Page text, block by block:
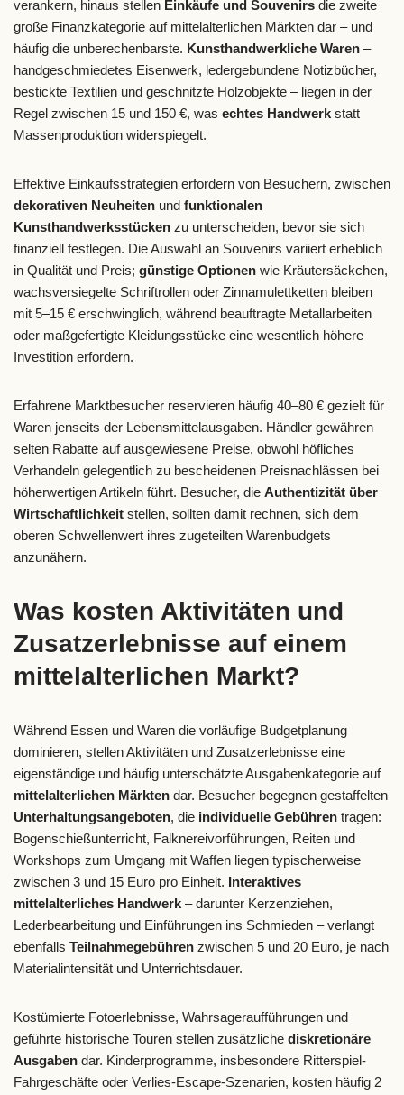
verankern, hinaus stellen Einkäufe und Souvenirs die zweite
große Finanzkategorie auf mittelalterlichen Märkten dar – und
häufig die unberechenbarste. Kunsthandwerkliche Waren –
handgeschmiedetes Eisenwerk, ledergebundene Notizbücher,
bestickte Textilien und geschnitzte Holzobjekte – liegen in der
Regel zwischen 15 und 150 €, was echtes Handwerk statt
Massenproduktion widerspiegelt.
Effektive Einkaufsstrategien erfordern von Besuchern, zwischen
dekorativen Neuheiten und funktionalen
Kunsthandwerksstücken zu unterscheiden, bevor sie sich
finanziell festlegen. Die Auswahl an Souvenirs variiert erheblich
in Qualität und Preis; günstige Optionen wie Kräutersäckchen,
wachsversiegelte Schriftrollen oder Zinnamulettketten bleiben
mit 5–15 € erschwinglich, während beauftragte Metallarbeiten
oder maßgefertigte Kleidungsstücke eine wesentlich höhere
Investition erfordern.
Erfahrene Marktbesucher reservieren häufig 40–80 € gezielt für
Waren jenseits der Lebensmittelausgaben. Händler gewähren
selten Rabatte auf ausgewiesene Preise, obwohl höfliches
Verhandeln gelegentlich zu bescheidenen Preisnachlässen bei
höherwertigen Artikeln führt. Besucher, die Authentizität über
Wirtschaftlichkeit stellen, sollten damit rechnen, sich dem
oberen Schwellenwert ihres zugeteilten Warenbudgets
anzunähern.
Was kosten Aktivitäten und
Zusatzerlebnisse auf einem
mittelalterlichen Markt?
Während Essen und Waren die vorläufige Budgetplanung
dominieren, stellen Aktivitäten und Zusatzerlebnisse eine
eigenständige und häufig unterschätzte Ausgabenkategorie auf
mittelalterlichen Märkten dar. Besucher begegnen gestaffelten
Unterhaltungsangeboten, die individuelle Gebühren tragen:
Bogenschießunterricht, Falknereivorführungen, Reiten und
Workshops zum Umgang mit Waffen liegen typischerweise
zwischen 3 und 15 Euro pro Einheit. Interaktives
mittelalterliches Handwerk – darunter Kerzenziehen,
Lederbearbeitung und Einführungen ins Schmieden – verlangt
ebenfalls Teilnahmegebühren zwischen 5 und 20 Euro, je nach
Materialintensität und Unterrichtsdauer.
Kostümierte Fotoerlebnisse, Wahrsageraufführungen und
geführte historische Touren stellen zusätzliche diskretionäre
Ausgaben dar. Kinderprogramme, insbesondere Ritterspiel-
Fahrgeschäfte oder Verlies-Escape-Szenarien, kosten häufig 2